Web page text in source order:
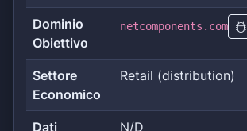
Dominio
Obiettivo
netcomponents.com
Settore
Economico
Retail (distribution)
Dati
N/D